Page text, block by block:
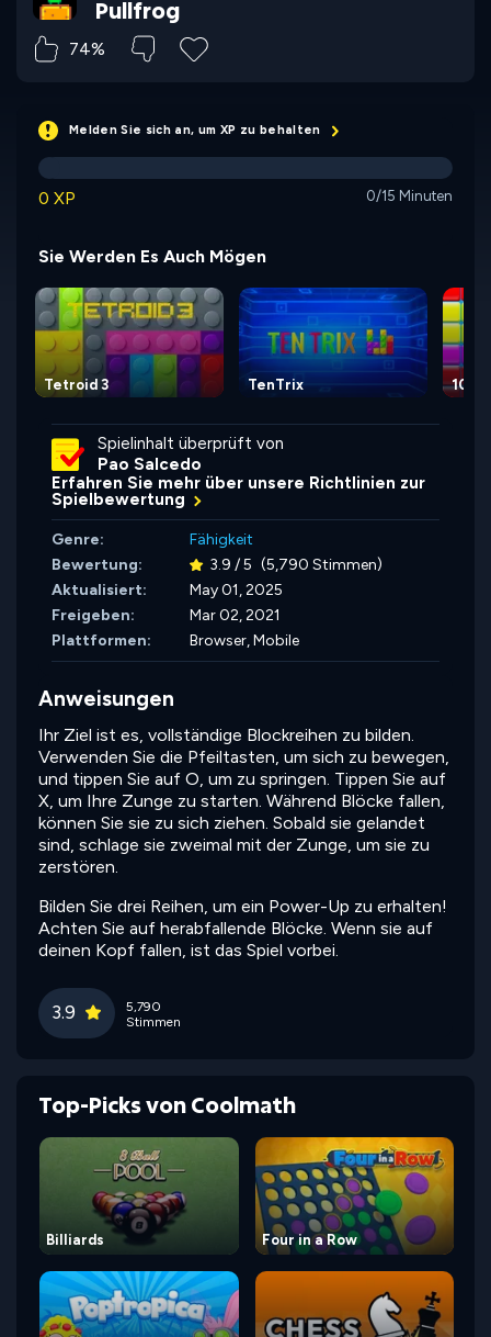
Pullfrog
74%
Melden Sie sich an, um XP zu behalten
0 XP 0/15 Minuten
Sie Werden Es Auch Mögen
Tetroid 3 TenTrix 10x10
Spielinhalt überprüft von
Pao Salcedo
Erfahren Sie mehr über unsere Richtlinien zur
Spielbewertung
Genre:
Fähigkeit
Bewertung:
3.9 / 5 (5,790 Stimmen)
Aktualisiert:
May 01, 2025
Freigeben:
Mar 02, 2021
Plattformen:
Browser, Mobile
Anweisungen
Ihr Ziel ist es, vollständige Blockreihen zu bilden.
Verwenden Sie die Pfeiltasten, um sich zu bewegen,
und tippen Sie auf O, um zu springen. Tippen Sie auf
X, um Ihre Zunge zu starten. Während Blöcke fallen,
können Sie sie zu sich ziehen. Sobald sie gelandet
sind, schlage sie zweimal mit der Zunge, um sie zu
zerstören.
Bilden Sie drei Reihen, um ein Power-Up zu erhalten!
Achten Sie auf herabfallende Blöcke. Wenn sie auf
deinen Kopf fallen, ist das Spiel vorbei.
3.9
5,790
Stimmen
Top-Picks von Coolmath
Billiards Four in a Row